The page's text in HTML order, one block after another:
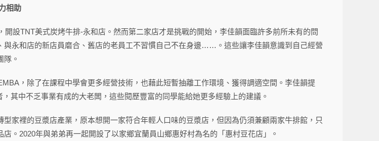
相助
開設TNT美式炭烤牛排-永和店。然而第二家店才是挑戰的開始，李佳韻面臨許多前所未有的問
與永和店的新店員磨合、舊店的老員工不習慣自己不在身邊……。這些讓李佳韻意識到自己經營
隊。
，除了在課程中學會更多經營技術，也藉此短暫抽離工作環境、獲得調適空間。李佳韻提
其中不乏事業有成的大老闆，這些閱歷豐富的同學能給她更多經驗上的建議。
家裡的豆漿店產業，原本想開一家符合年輕人口味的豆漿店，但因為仍須兼顧兩家牛排館，只
。2020年與弟弟再一起開設了以家鄉宜蘭員山鄉惠好村為名的「惠村豆花店」。